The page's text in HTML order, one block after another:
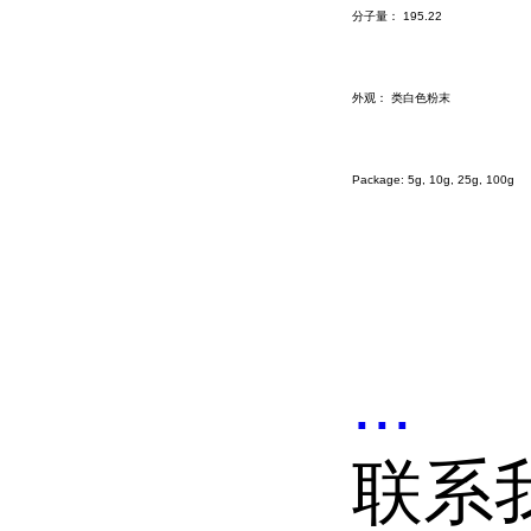
分子量： 195.22
外观： 类白色粉末
Package: 5g, 10g, 25g, 100g
...
联系